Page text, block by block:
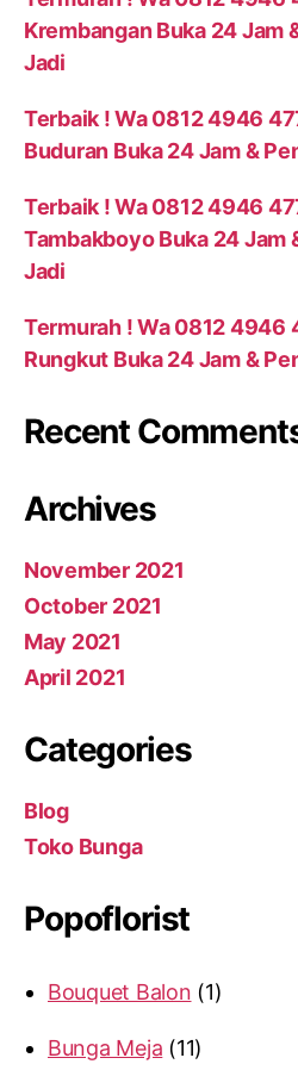
Krembangan Buka 24 Jam
Jadi
Terbaik ! Wa 0812 4946
Buduran Buka 24 Jam &
Terbaik ! Wa 0812 4946
Tambakboyo Buka 24 Jam
Jadi
Termurah ! Wa 0812 4946
Rungkut Buka 24 Jam &
Recent
Archives
November 2021
October 2021
May 2021
April 2021
Categories
Blog
Toko Bunga
Popoflorist
Bouquet Balon 1
Bunga Meja 11